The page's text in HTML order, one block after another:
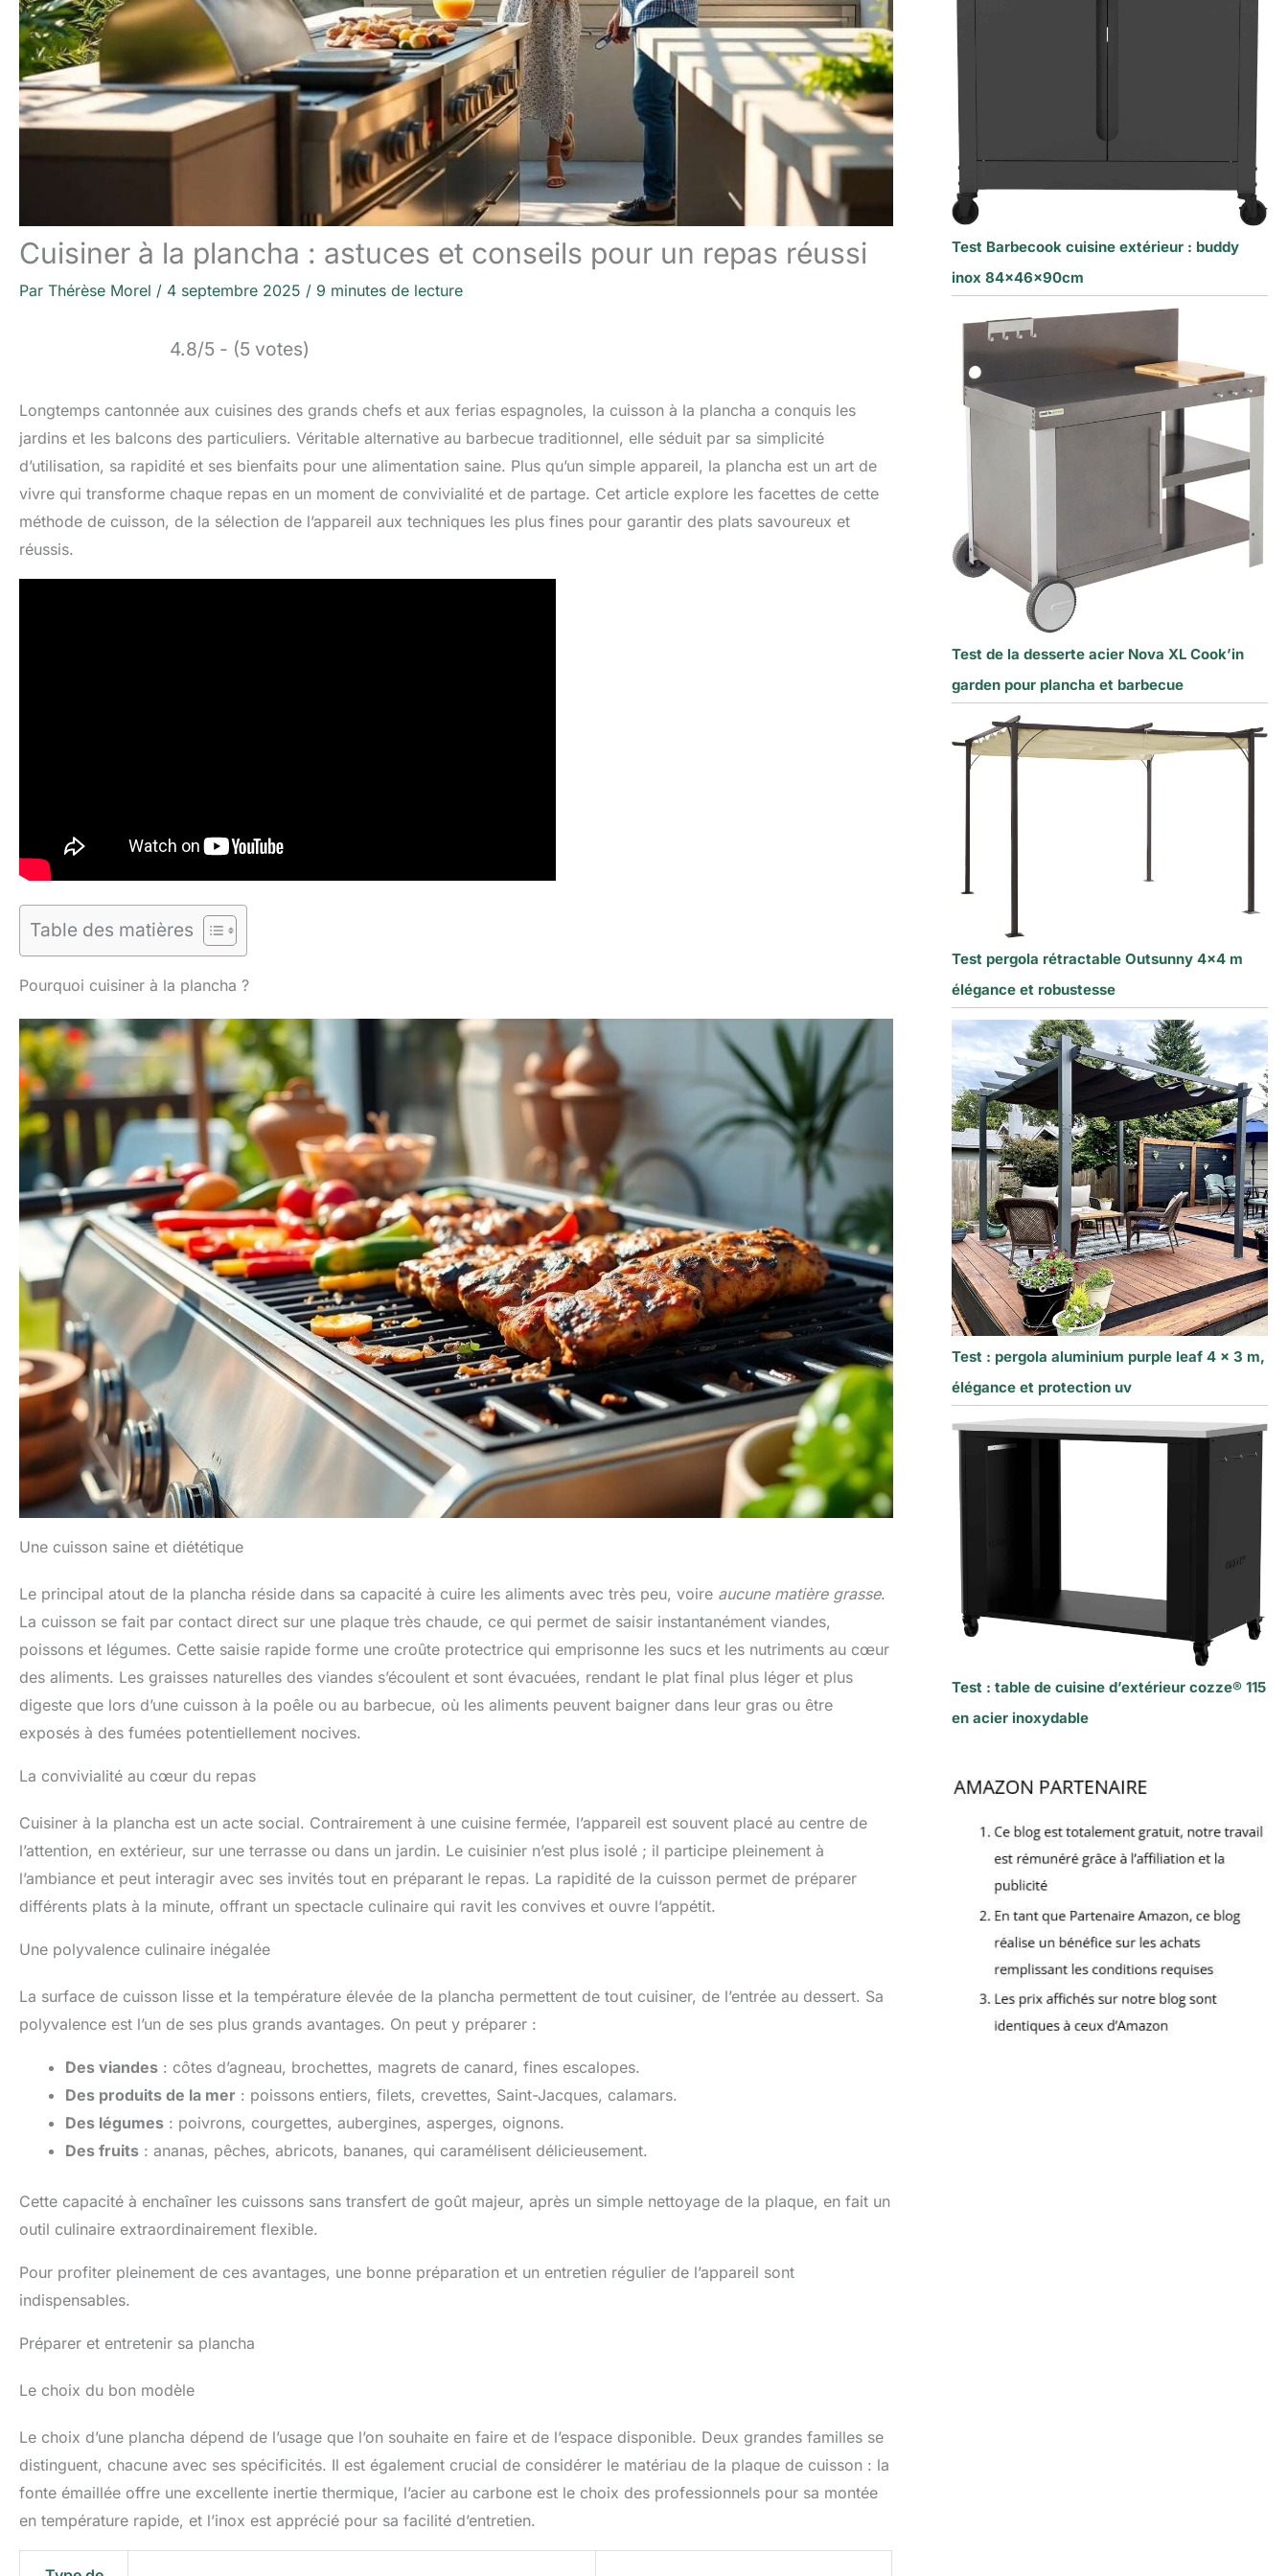
Cuisiner à la plancha : astuces et conseils pour un repas réussi
Par Thérèse Morel / 4 septembre 2025 / 9 minutes de lecture
4.8/5 - (5 votes)
Longtemps cantonnée aux cuisines des grands chefs et aux ferias espagnoles, la cuisson à la plancha a conquis les
jardins et les balcons des particuliers. Véritable alternative au barbecue traditionnel, elle séduit par sa simplicité
d’utilisation, sa rapidité et ses bienfaits pour une alimentation saine. Plus qu’un simple appareil, la plancha est un art de
vivre qui transforme chaque repas en un moment de convivialité et de partage. Cet article explore les facettes de cette
méthode de cuisson, de la sélection de l’appareil aux techniques les plus fines pour garantir des plats savoureux et
réussis.
Table des matières
Pourquoi cuisiner à la plancha ?
Une cuisson saine et diététique
Le principal atout de la plancha réside dans sa capacité à cuire les aliments avec très peu, voire aucune matière grasse.
La cuisson se fait par contact direct sur une plaque très chaude, ce qui permet de saisir instantanément viandes,
poissons et légumes. Cette saisie rapide forme une croûte protectrice qui emprisonne les sucs et les nutriments au cœur
des aliments. Les graisses naturelles des viandes s’écoulent et sont évacuées, rendant le plat final plus léger et plus
digeste que lors d’une cuisson à la poêle ou au barbecue, où les aliments peuvent baigner dans leur gras ou être
exposés à des fumées potentiellement nocives.
La convivialité au cœur du repas
Cuisiner à la plancha est un acte social. Contrairement à une cuisine fermée, l’appareil est souvent placé au centre de
l’attention, en extérieur, sur une terrasse ou dans un jardin. Le cuisinier n’est plus isolé ; il participe pleinement à
l’ambiance et peut interagir avec ses invités tout en préparant le repas. La rapidité de la cuisson permet de préparer
différents plats à la minute, offrant un spectacle culinaire qui ravit les convives et ouvre l’appétit.
Une polyvalence culinaire inégalée
La surface de cuisson lisse et la température élevée de la plancha permettent de tout cuisiner, de l’entrée au dessert. Sa
polyvalence est l’un de ses plus grands avantages. On peut y préparer :
Des viandes : côtes d’agneau, brochettes, magrets de canard, fines escalopes.
Des produits de la mer : poissons entiers, filets, crevettes, Saint-Jacques, calamars.
Des légumes : poivrons, courgettes, aubergines, asperges, oignons.
Des fruits : ananas, pêches, abricots, bananes, qui caramélisent délicieusement.
Cette capacité à enchaîner les cuissons sans transfert de goût majeur, après un simple nettoyage de la plaque, en fait un
outil culinaire extraordinairement flexible.
Pour profiter pleinement de ces avantages, une bonne préparation et un entretien régulier de l’appareil sont
indispensables.
Préparer et entretenir sa plancha
Le choix du bon modèle
Le choix d’une plancha dépend de l’usage que l’on souhaite en faire et de l’espace disponible. Deux grandes familles se
distinguent, chacune avec ses spécificités. Il est également crucial de considérer le matériau de la plaque de cuisson : la
fonte émaillée offre une excellente inertie thermique, l’acier au carbone est le choix des professionnels pour sa montée
en température rapide, et l’inox est apprécié pour sa facilité d’entretien.
Test Barbecook cuisine extérieur : buddy
inox 84x46x90cm
Test de la desserte acier Nova XL Cook’in
garden pour plancha et barbecue
Test pergola rétractable Outsunny 4×4 m
élégance et robustesse
Test : pergola aluminium purple leaf 4 x 3 m,
élégance et protection uv
Test : table de cuisine d’extérieur cozze® 115
en acier inoxydable